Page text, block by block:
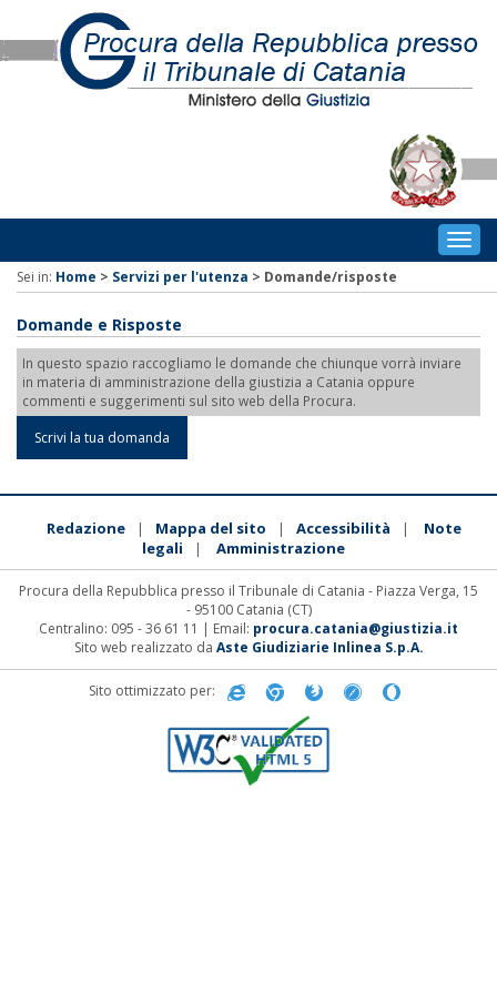
Sei in: Home > Servizi per l'utenza > Domande/risposte
Domande e Risposte
In questo spazio raccogliamo le domande che chiunque vorrà inviare
in materia di amministrazione della giustizia a Catania oppure
commenti e suggerimenti sul sito web della Procura.
Scrivi la tua domanda
Redazione | Mappa del sito | Accessibilità |
Note
legali
| Amministrazione
Procura della Repubblica presso il Tribunale di Catania - Piazza Verga, 15
- 95100 Catania (CT)
Centralino: 095 - 36 61 11 | Email: procura.catania@giustizia.it
Sito web realizzato da Aste Giudiziarie Inlinea S.p.A.
Sito ottimizzato per: